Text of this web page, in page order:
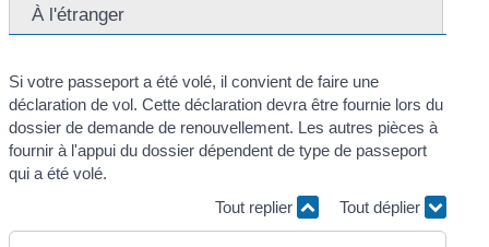
À l'étranger
Si votre passeport a été volé, il convient de faire une
déclaration de vol. Cette déclaration devra être fournie lors du
dossier de demande de renouvellement. Les autres pièces à
fournir à l'appui du dossier dépendent de type de passeport
qui a été volé.
Tout replier
Tout déplier